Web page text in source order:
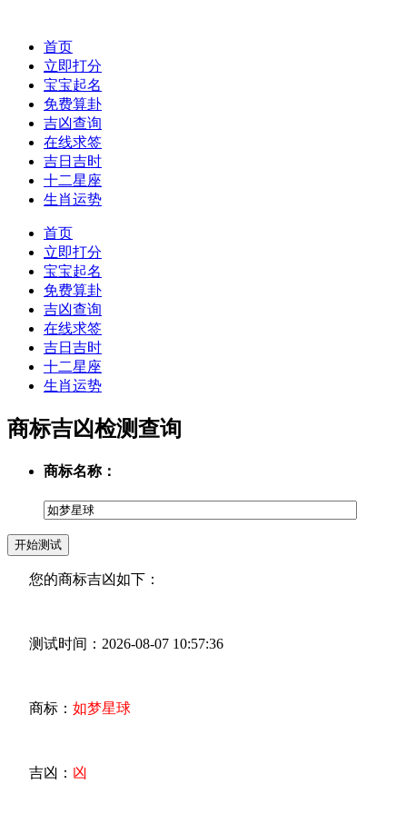
首页
立即打分
宝宝起名
免费算卦
吉凶查询
在线求签
吉日吉时
十二星座
生肖运势
首页
立即打分
宝宝起名
免费算卦
吉凶查询
在线求签
吉日吉时
十二星座
生肖运势
商标吉凶检测查询
商标名称：
您的商标吉凶如下：
测试时间：2026-08-07 10:57:36
商标： 如梦星球
吉凶： 凶